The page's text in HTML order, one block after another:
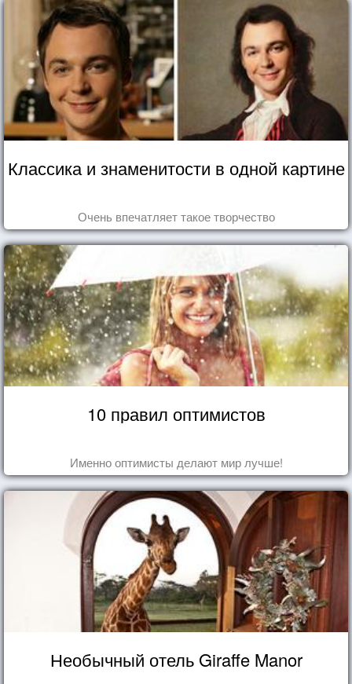
Классика и знаменитости в одной картине
Очень впечатляет такое творчество
10 правил оптимистов
Именно оптимисты делают мир лучше!
Необычный отель Giraffe Manor